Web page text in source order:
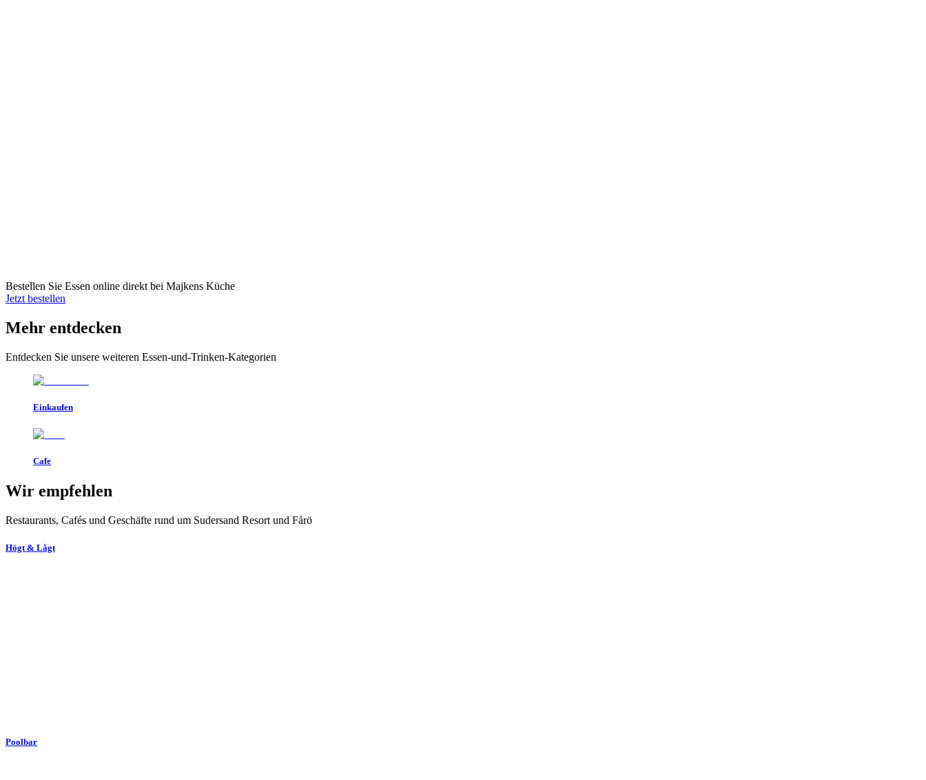
Bestellen Sie Essen online direkt bei Majkens Küche
Jetzt bestellen
Mehr entdecken
Entdecken Sie unsere weiteren Essen-und-Trinken-Kategorien
Einkaufen
Cafe
Wir empfehlen
Restaurants, Cafés und Geschäfte rund um Sudersand Resort und Fårö
Högt & Lågt
Poolbar